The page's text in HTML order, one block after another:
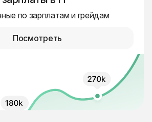
по зарплатам и грейдам
Посмотреть